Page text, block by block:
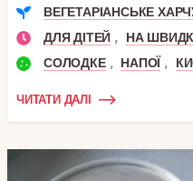
ВЕГЕТАРІАНСЬКЕ
ДЛЯ ДІТЕЙ ,
НА
СОЛОДКЕ , НАПОЇ ,
ЧИТАТИ ДАЛІ